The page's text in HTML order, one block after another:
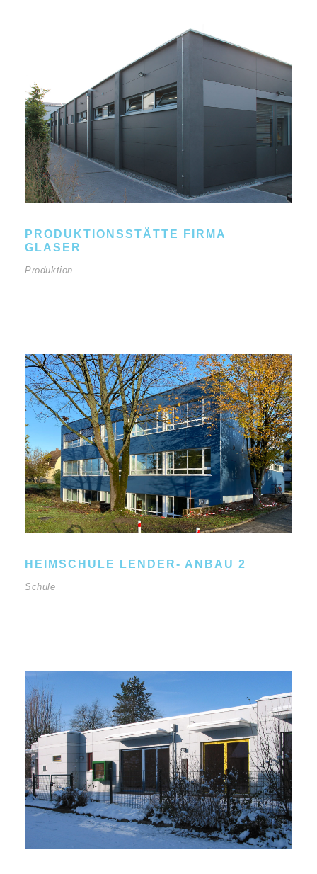
PRODUKTIONSSTÄTTE FIRMA
GLASER
Produktion
HEIMSCHULE LENDER- ANBAU 2
Schule